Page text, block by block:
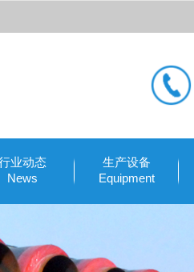
业动态
News
生产设备
Equipment